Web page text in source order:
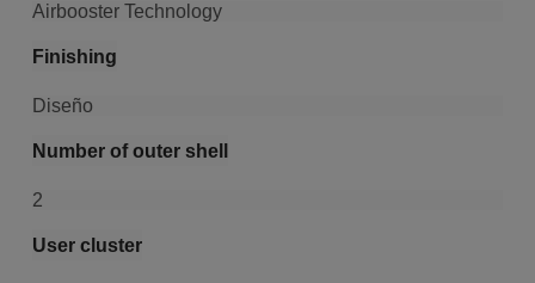
Airbooster Technology
Finishing
Diseño
Number of outer shell
2
User cluster